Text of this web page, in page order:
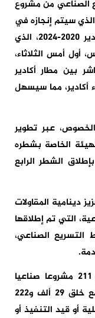
الصناعي من مشروع
سيتم إنجازه في
إطار برنامج التنمية الحضرية لمدينة أكادير 2020-2024، الذي
أول أمس الثلاثاء،
بين مطار أكادير
أكادير، مما سيسهل
عبر تطوير
الخاصة بشطره
في نونبر 2019، وكذا بإطلاق الشطر الرابع
دينامية المقاولات
التي تم إطلاقها
الصناعي،
وإلى حدود اليوم، تتم متابعة أزيد من 211 مشروعا صناعيا
باستثمار تقديري يبلغ 8,2 مليار درهم، مع خلق 29 ألف و222
منها عملية أو قيد التنفيذ أو